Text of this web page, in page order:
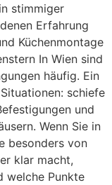
stimmiger
Erfahrung
Küchenmontage
In Wien sind
häufig. Ein
schiefe
und
Wenn Sie in
besonders von
klar macht,
welche Punkte